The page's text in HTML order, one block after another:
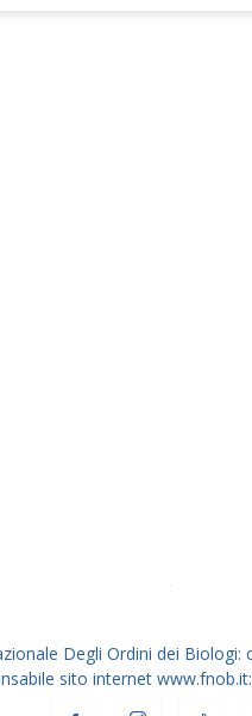
dei
Degli Ordini dei Biologi:
sito internet